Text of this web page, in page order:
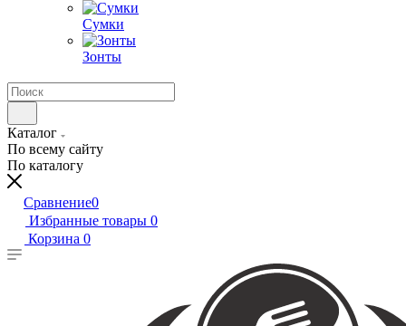
Сумки
Зонты
Каталог
По всему сайту
По каталогу
Сравнение0
Избранные товары 0
Корзина 0